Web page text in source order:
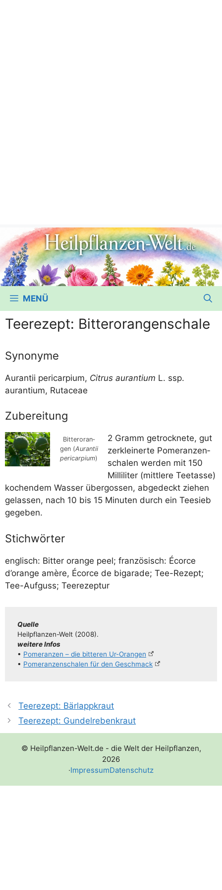
MENÜ
Teerezept: Bitterorangenschale
Synonyme
Aurant­ii peri­car­pi­um, Citrus aurant­i­um L. ssp.
aurant­i­um, Rutaceae
Zubereitung
Bit­ter­oran­
gen (Aurant­ii
peri­car­pi­um)
2 Gramm getrock­ne­te, gut
zer­klei­ner­te Pome­ran­zen­
scha­len wer­den mit 150
Mil­li­li­ter (mitt­le­re Tee­tas­se)
kochen­dem Was­ser über­gos­sen, abge­deckt zie­hen
gelas­sen, nach 10 bis 15 Minu­ten durch ein Tee­sieb
gegeben.
Stichwörter
eng­lisch: Bit­ter oran­ge peel; fran­zö­sisch: Écorce
d’oran­ge amè­re, Écorce de biga­ra­de; Tee-Rezept;
Tee-Auf­guss; Teerezeptur
Quel­le
Heil­pflan­­zen-Welt (2008).
wei­te­re Infos
• Pome­ran­zen – die bit­te­ren Ur-Orangen
• Pome­ran­zen­scha­len für den Geschmack
Teerezept: Bärlappkraut
Teerezept: Gundelrebenkraut
© Heilpflanzen-Welt.de - die Welt der Heilpflanzen,
2026
·ImpressumDatenschutz